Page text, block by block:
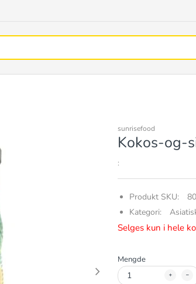
sunrisefood
Kokos-og-
:
Produkt SKU:
Kategori:
Selges kun i hele
Mengde